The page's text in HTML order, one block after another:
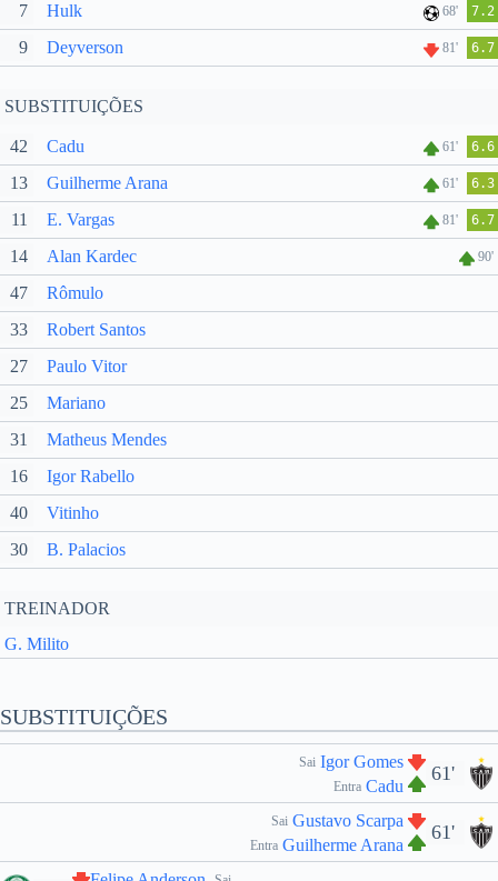
7 Hulk 68' 7.2
9 Deyverson 81' 6.7
SUBSTITUIÇÕES
42 Cadu 61' 6.6
13 Guilherme Arana 61' 6.3
11 E. Vargas 81' 6.7
14 Alan Kardec 90'
47
Rômulo
33
Robert Santos
27
Paulo Vitor
25
Mariano
31
Matheus Mendes
16
Igor Rabello
40
Vitinho
30
B. Palacios
TREINADOR
G. Milito
SUBSTITUIÇÕES
61'
Sai Igor Gomes
Entra Cadu
61'
Sai Gustavo Scarpa
Entra Guilherme Arana